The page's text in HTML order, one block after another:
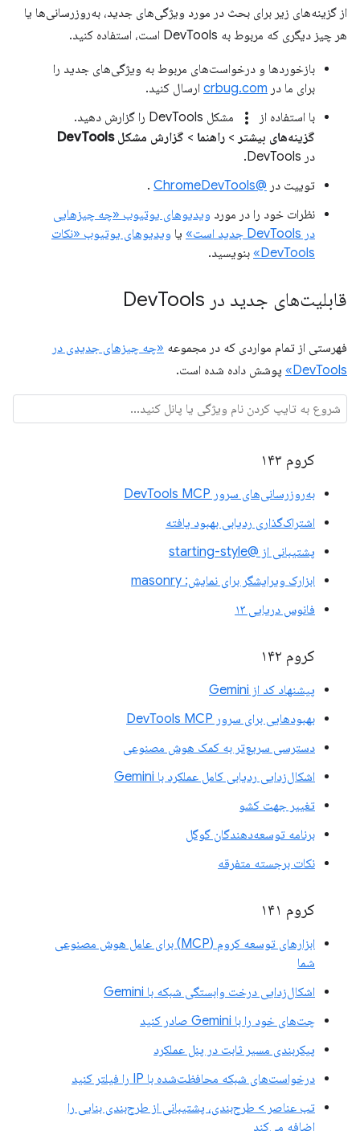
از گزینه‌های زیر برای بحث در مورد ویژگی‌های جدید، به‌روزرسانی‌ها یا
هر چیز دیگری که مربوط به DevTools است، استفاده کنید.
بازخوردها و درخواست‌های مربوط به ویژگی‌های جدید را
برای ما در crbug.com ارسال کنید.
با استفاده از
more_vert
مشکل DevTools را گزارش دهید.
گزینه‌های بیشتر > راهنما > گزارش مشکل DevTools
در DevTools.
توییت در @ChromeDevTools
.
نظرات خود را در مورد ویدیوهای یوتیوب «چه چیزهایی
در DevTools جدید است»
یا ویدیوهای یوتیوب «نکات
DevTools»
بنویسید.
قابلیت‌های جدید در Dev Tools
فهرستی از تمام مواردی که در مجموعه «چه چیزهای جدیدی در
DevTools»
پوشش داده شده است.
کروم ۱۴۳
به‌روزرسانی‌های سرور DevTools MCP
اشتراک‌گذاری ردیابی بهبود یافته
پشتیبانی از @starting-style
ابزارک ویرایشگر برای نمایش: masonry
فانوس دریایی ۱۳
کروم ۱۴۲
پیشنهاد کد از Gemini
بهبودهایی برای سرور DevTools MCP
دسترسی سریع‌تر به کمک هوش مصنوعی
اشکال‌زدایی ردیابی کامل عملکرد با Gemini
تغییر جهت کشو
برنامه توسعه‌دهندگان گوگل
نکات برجسته متفرقه
کروم ۱۴۱
ابزارهای توسعه کروم (MCP) برای عامل هوش مصنوعی
شما
اشکال‌زدایی درخت وابستگی شبکه با Gemini
چت‌های خود را با Gemini صادر کنید
پیکربندی مسیر ثابت در پنل عملکرد
درخواست‌های شبکه محافظت‌شده با IP را فیلتر کنید
تب عناصر > طرح‌بندی، پشتیبانی از طرح‌بندی بنایی را
اضافه می‌کند